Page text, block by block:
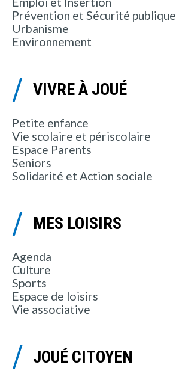
Prévention et Sécurité publique
Urbanisme
Environnement
VIVRE À JOUÉ
Petite enfance
Vie scolaire et périscolaire
Espace Parents
Seniors
Solidarité et Action sociale
MES LOISIRS
Agenda
Culture
Sports
Espace de loisirs
Vie associative
JOUÉ CITOYEN